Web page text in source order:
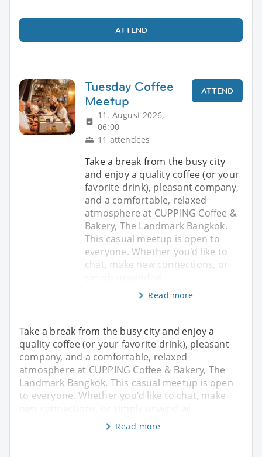
ATTEND
Tuesday Coffee
Meetup
11. August 2026,
06:00
11 attendees
ATTEND
Take a break from the busy city
and enjoy a quality coffee (or your
favorite drink), pleasant company,
and a comfortable, relaxed
atmosphere at CUPPING Coffee &
Bakery, The Landmark Bangkok.
This casual meetup is open to
everyone. Whether you'd like to
chat, make new connections, or
Read more
Take a break from the busy city and enjoy a
quality coffee (or your favorite drink), pleasant
company, and a comfortable, relaxed
atmosphere at CUPPING Coffee & Bakery, The
Landmark Bangkok. This casual meetup is open
to everyone. Whether you'd like to chat, make
Read more